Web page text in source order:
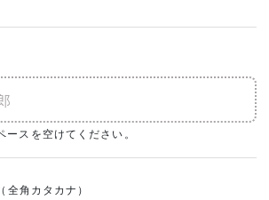
スを空けてください。
（全角カタカナ）